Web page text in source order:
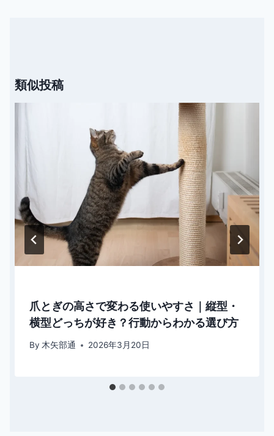
類似投稿
爪とぎの高さで変わる使いやすさ｜縦型・
横型どっちが好き？行動からわかる選び方
By 木矢部通 2026年3月20日